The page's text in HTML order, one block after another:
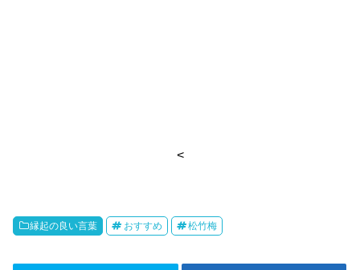
<
縁起の良い言葉 おすすめ 松竹梅